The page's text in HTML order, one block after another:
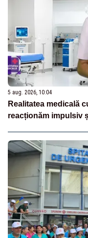
5 aug. 2026, 10:04
Realitatea medicală
reacționăm impulsiv